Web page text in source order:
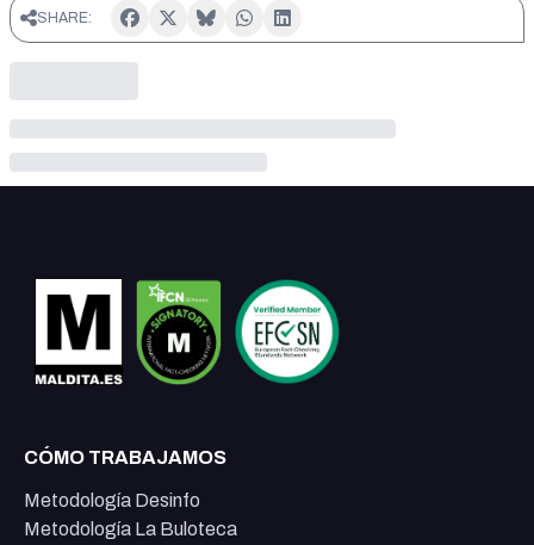
SHARE:
CÓMO TRABAJAMOS
Metodología Desinfo
Metodología La Buloteca